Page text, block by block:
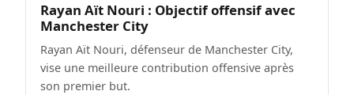
Rayan Aït Nouri : Objectif offensif avec
Manchester City
Rayan Aït Nouri, défenseur de Manchester City,
vise une meilleure contribution offensive après
son premier but.